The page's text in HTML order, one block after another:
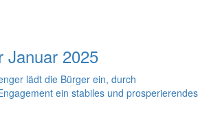
Januar 2025
lädt die Bürger ein, durch
ein stabiles und prosperierendes